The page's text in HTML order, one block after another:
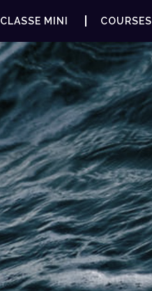
CLASSE MINI COURSES